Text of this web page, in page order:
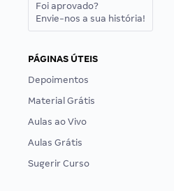
Foi aprovado?
Envie-nos a sua história!
PÁGINAS ÚTEIS
Depoimentos
Material Grátis
Aulas ao Vivo
Aulas Grátis
Sugerir Curso